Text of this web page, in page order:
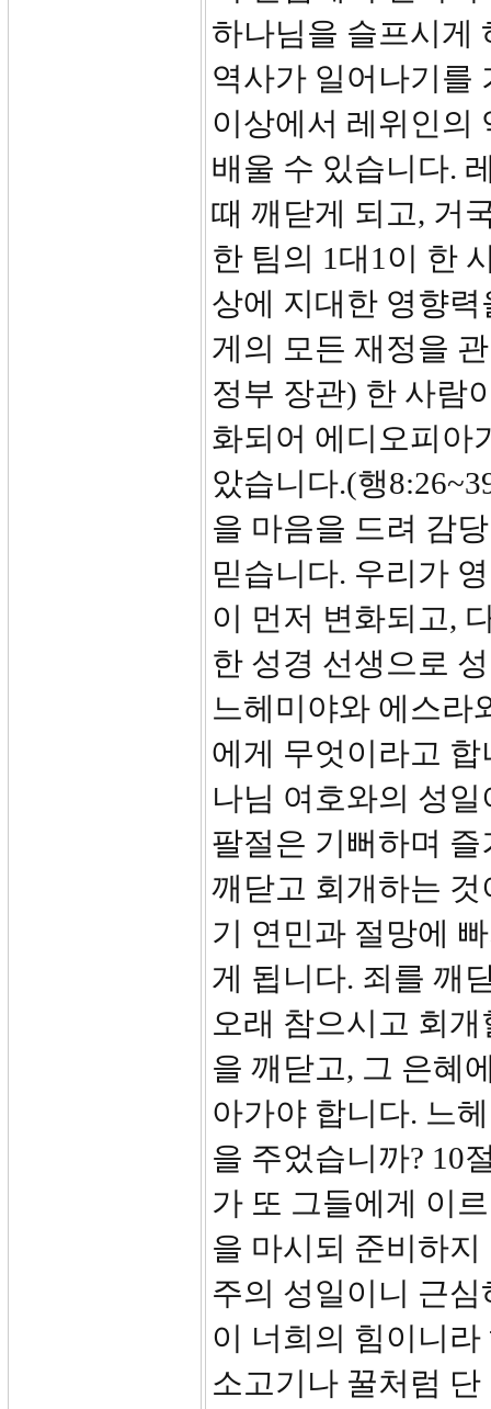
하나님을 슬프시게
역사가 일어나기를
이상에서 레위인의
배울 수 있습니다.
때 깨닫게 되고, 거
한 팀의 1대1이 한
상에 지대한 영향
게의 모든 재정을
정부 장관) 한 사람
화되어 에디오피아
았습니다.(행
을 마음을 드려 감
믿습니다. 우리가
이 먼저 변화되고,
한 성경 선생으로
느헤미야와 에스라
에게 무엇이라고 합
나님 여호와의 성
팔절은 기뻐하며
깨닫고 회개하는
기 연민과 절망에
게 됩니다. 죄를 깨
오래 참으시고 회
을 깨닫고, 그 은혜
아가야 합니다. 느
을 주었습니까? 10
가 또 그들에게 이
을 마시되 준비하
주의 성일이니 근
이 너희의 힘이니
소고기나 꿀처럼